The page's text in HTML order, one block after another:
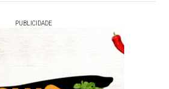
PUBLICIDADE